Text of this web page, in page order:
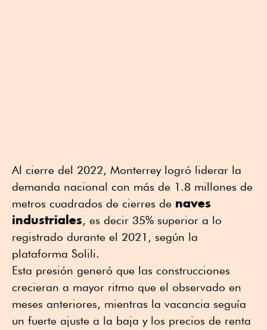
Al cierre del 2022, Monterrey logró liderar la
demanda nacional con más de 1.8 millones de
metros cuadrados de cierres de naves
industriales, es decir 35% superior a lo
registrado durante el 2021, según la
plataforma Solili.
Esta presión generó que las construcciones
crecieran a mayor ritmo que el observado en
meses anteriores, mientras la vacancia seguía
un fuerte ajuste a la baja y los precios de renta